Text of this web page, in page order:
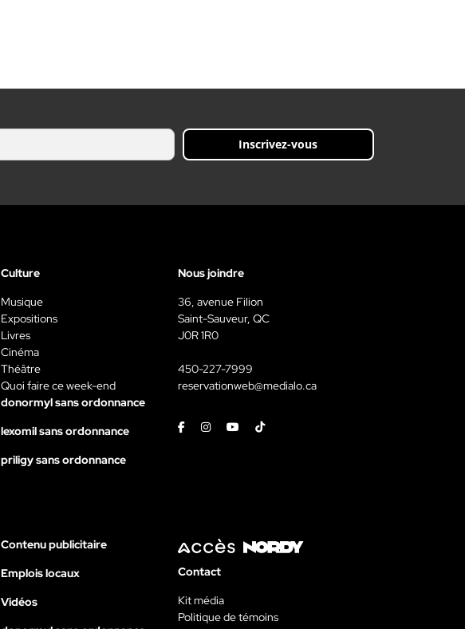
Inscrivez-vous
Culture
Musique
Expositions
Livres
Cinéma
Théâtre
Quoi faire ce week-end
donormyl sans ordonnance
lexomil sans ordonnance
priligy sans ordonnance
Nous joindre
36, avenue Filion
Saint-Sauveur, QC
J0R 1R0
450-227-7999
reservationweb@medialo.ca
FacebookInstagramYoutubeTiktok
Contenu publicitaire
Emplois locaux
Vidéos
Contact
Kit média
Politique de témoins